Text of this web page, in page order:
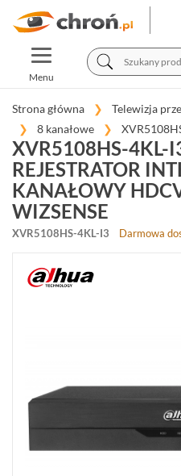
TOGGLE
NAVIGATION
Menu
KATEGORIE
PRODUCENCI
TELEWIZJA
PRZEMYSŁOWA
KAMERY
MEGAPIKSELOWE
IP
(981)
REJESTRATORY
SIECIOWE
4W1
(68)
4
KANAŁOWE
8
Strona główna Telewizja
8 kanałowe
XVR5108HS-4KL-
REJESTRATOR
KANAŁOWY
WIZSENSE
XVR5108HS-4KL-I3 Darmowa